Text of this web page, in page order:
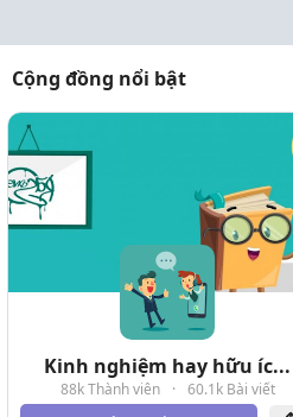
Cộng đồng nổi bật
Kinh nghiệm hay hữu íc...
88k Thành viên · 60.1k Bài viết